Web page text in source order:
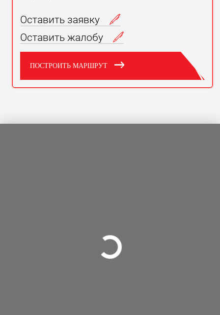
Оставить заявку
Оставить жалобу
ПОСТРОИТЬ МАРШРУТ